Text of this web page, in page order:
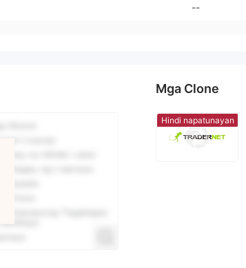
--
Mga Clone
Hindi napatunayan